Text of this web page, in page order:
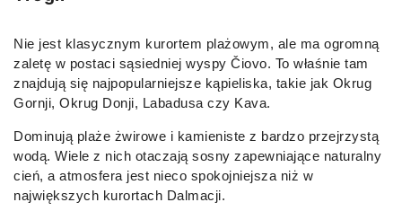
Nie jest klasycznym kurortem plażowym, ale ma ogromną
zaletę w postaci sąsiedniej wyspy Čiovo. To właśnie tam
znajdują się najpopularniejsze kąpieliska, takie jak Okrug
Gornji, Okrug Donji, Labadusa czy Kava.
Dominują plaże żwirowe i kamieniste z bardzo przejrzystą
wodą. Wiele z nich otaczają sosny zapewniające naturalny
cień, a atmosfera jest nieco spokojniejsza niż w
największych kurortach Dalmacji.